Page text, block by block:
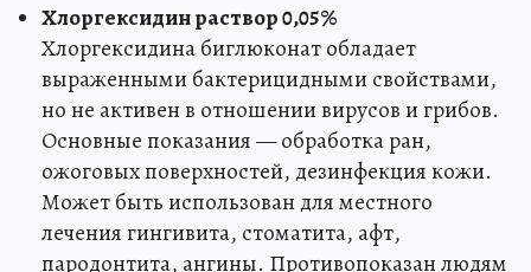
Хлоргексидин раствор 0,05%
Хлоргексидина биглюконат обладает
выраженными бактерицидными свойствами,
но не активен в отношении вирусов и грибов.
Основные показания — обработка ран,
ожоговых поверхностей, дезинфекция кожи.
Может быть использован для местного
лечения гингивита, стоматита, афт,
пародонтита, ангины. Противопоказан людям